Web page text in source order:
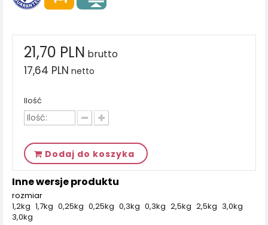
21,70 PLN brutto
17,64 PLN netto
Ilość
Dodaj do koszyka
Inne wersje produktu
rozmiar
1,2kg 1,7kg 0,25kg 0,25kg 0,3kg 0,3kg 2,5kg 2,5kg 3,0kg
3,0kg